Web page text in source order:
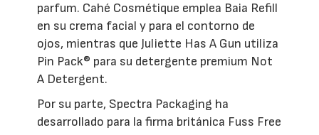
parfum. Cahé Cosmétique emplea Baia Refill
en su crema facial y para el contorno de
ojos, mientras que Juliette Has A Gun utiliza
Pin Pack® para su detergente premium Not
A Detergent.
Por su parte, Spectra Packaging ha
desarrollado para la firma británica Fuss Free